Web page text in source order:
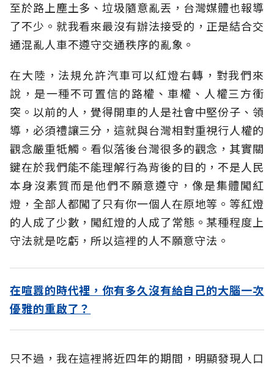
至於路上塵土多、垃圾隨意亂丟，台灣媒體也報導
了不少。就我看來最沒有辦法接受的，正是結合交
通混亂人車不遵守交通秩序的亂象。
在大陸，法規允許汽車可以紅燈右轉，對我們來
說，是一種不可置信的路權、車權、人權三方衝
突。以前的人，覺得開車的人是社會中堅份子、領
導，必須禮讓三分，這就與台灣相對重視行人權的
觀念嚴重牴觸。看似落後台灣很多的觀念，其實關
鍵在於我們能不能理解行為背後的目的，不是人民
本身沒素質而是他們不願意遵守，像是集體闖紅
燈，全部人都闖了只有你一個人在原地等。等紅燈
的人成了少數，闖紅燈的人成了常態。某種程度上
守法就是吃虧，所以這裡的人不願意守法。
在喧囂的時代裡，你有多久沒有給自己的大腦一次
優雅的重啟了？
只不過，我在這裡將近四年的期間，明顯發現人口